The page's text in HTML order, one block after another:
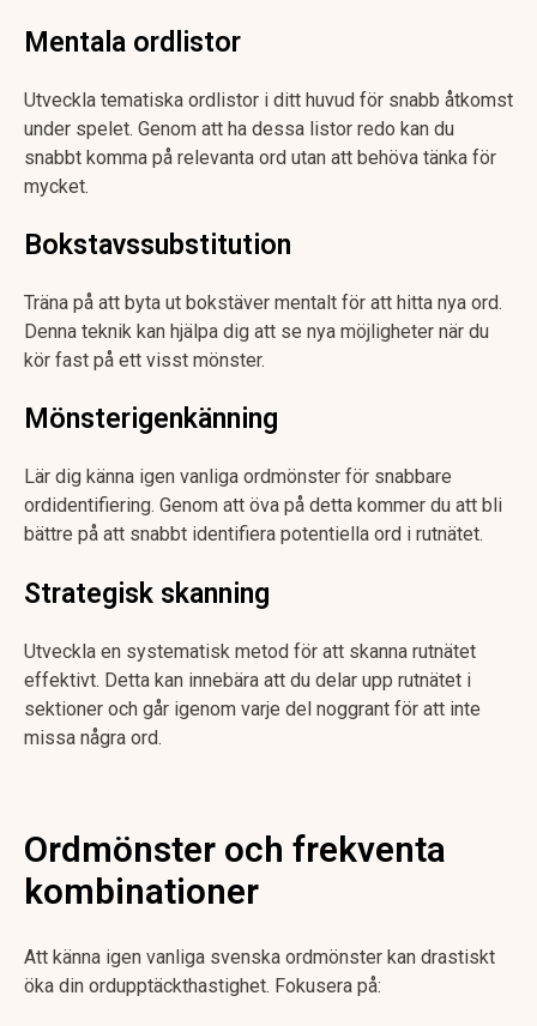
Mentala ordlistor
Utveckla tematiska ordlistor i ditt huvud för snabb åtkomst
under spelet. Genom att ha dessa listor redo kan du
snabbt komma på relevanta ord utan att behöva tänka för
mycket.
Bokstavssubstitution
Träna på att byta ut bokstäver mentalt för att hitta nya ord.
Denna teknik kan hjälpa dig att se nya möjligheter när du
kör fast på ett visst mönster.
Mönsterigenkänning
Lär dig känna igen vanliga ordmönster för snabbare
ordidentifiering. Genom att öva på detta kommer du att bli
bättre på att snabbt identifiera potentiella ord i rutnätet.
Strategisk skanning
Utveckla en systematisk metod för att skanna rutnätet
effektivt. Detta kan innebära att du delar upp rutnätet i
sektioner och går igenom varje del noggrant för att inte
missa några ord.
Ordmönster och frekventa
kombinationer
Att känna igen vanliga svenska ordmönster kan drastiskt
öka din ordupptäckthastighet. Fokusera på: